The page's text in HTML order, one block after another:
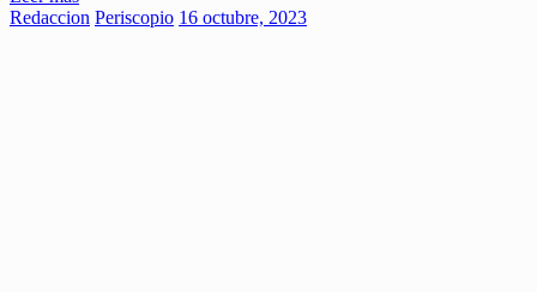
Redaccion Periscopio 16 octubre, 2023